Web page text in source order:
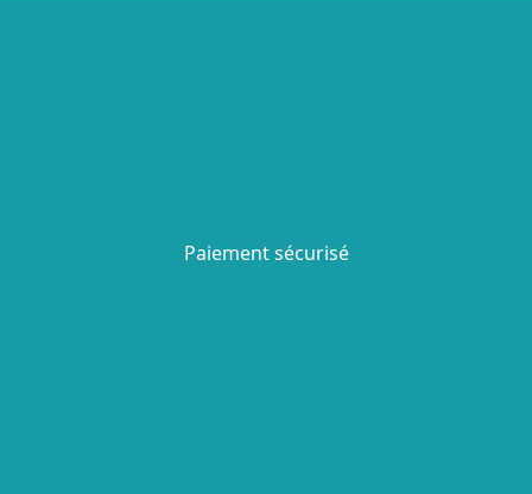
Paiement sécurisé